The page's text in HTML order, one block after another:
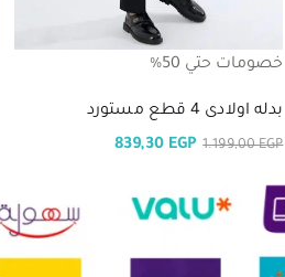
خصومات حتي 50%
بدله اولادى 4 قطع مستورد
1.199,00EGP
839,30 EGP